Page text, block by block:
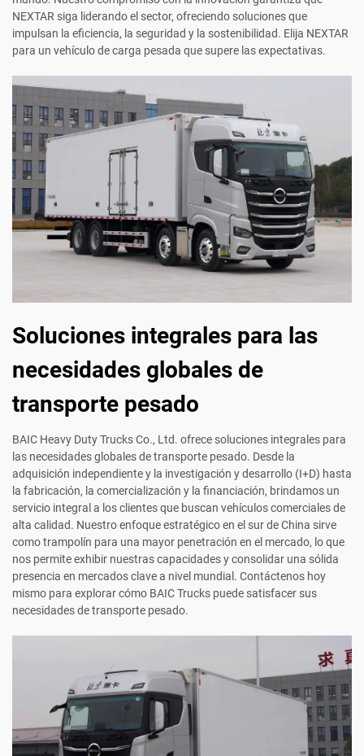
NEXTAR siga liderando el sector, ofreciendo soluciones que
impulsan la eficiencia, la seguridad y la sostenibilidad. Elija NEXTAR
para un vehículo de carga pesada que supere las expectativas.
Soluciones integrales para las
necesidades globales de
transporte pesado
BAIC Heavy Duty Trucks Co., Ltd. ofrece soluciones integrales para
las necesidades globales de transporte pesado. Desde la
adquisición independiente y la investigación y desarrollo (I+D) hasta
la fabricación, la comercialización y la financiación, brindamos un
servicio integral a los clientes que buscan vehículos comerciales de
alta calidad. Nuestro enfoque estratégico en el sur de China sirve
como trampolín para una mayor penetración en el mercado, lo que
nos permite exhibir nuestras capacidades y consolidar una sólida
presencia en mercados clave a nivel mundial. Contáctenos hoy
mismo para explorar cómo BAIC Trucks puede satisfacer sus
necesidades de transporte pesado.